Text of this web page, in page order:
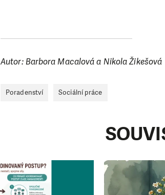
Autor: Barbora Macalová a Nikola Žikešová
Poradenství Sociální práce